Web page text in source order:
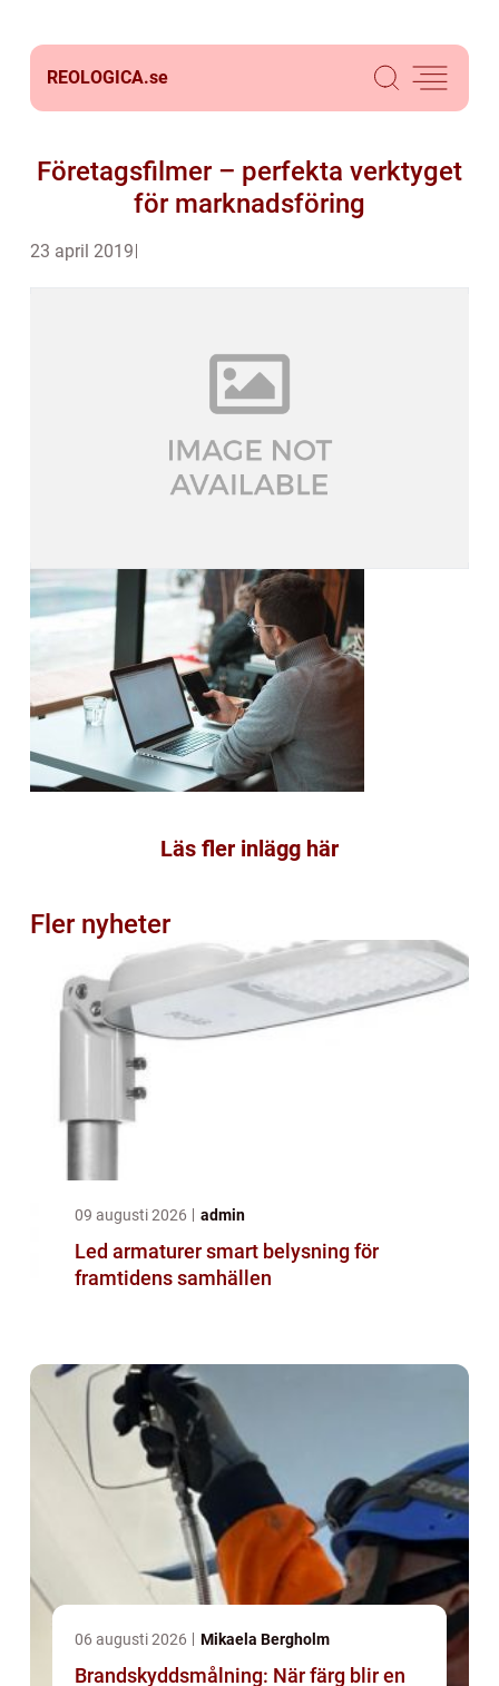
REOLOGICA.se
Företagsfilmer – perfekta verktyget
för marknadsföring
23 april 2019
Läs fler inlägg här
Fler nyheter
09 augusti 2026 admin
Led armaturer smart belysning för
framtidens samhällen
06 augusti 2026 Mikaela Bergholm
Brandskyddsmålning: När färg blir en